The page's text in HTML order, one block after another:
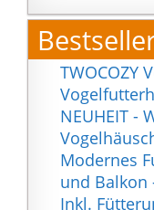
TWOCOZY
NEUHEIT -
Modernes
und Balkon
Inkl.